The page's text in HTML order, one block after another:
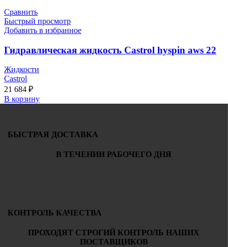
Сравнить
Быстрый просмотр
Добавить в избранное
Гидравлическая жидкость Castrol hyspin aws 22
Жидкости
Castrol
21 684 ₽
В корзину
БЫСТРАЯ ДОСТАВКА
В ТЕЧЕНИИ РАБОЧЕГО ДНЯ
КОНТРОЛЬ КАЧЕСТВА
ПРОХОДЯТ СТРОГИЙ КОНТРОЛЬ НАШИХ
ПОСТАВЩИКОВ